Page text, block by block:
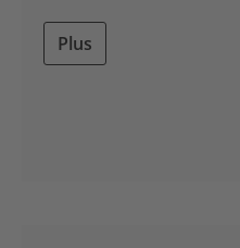
Plus